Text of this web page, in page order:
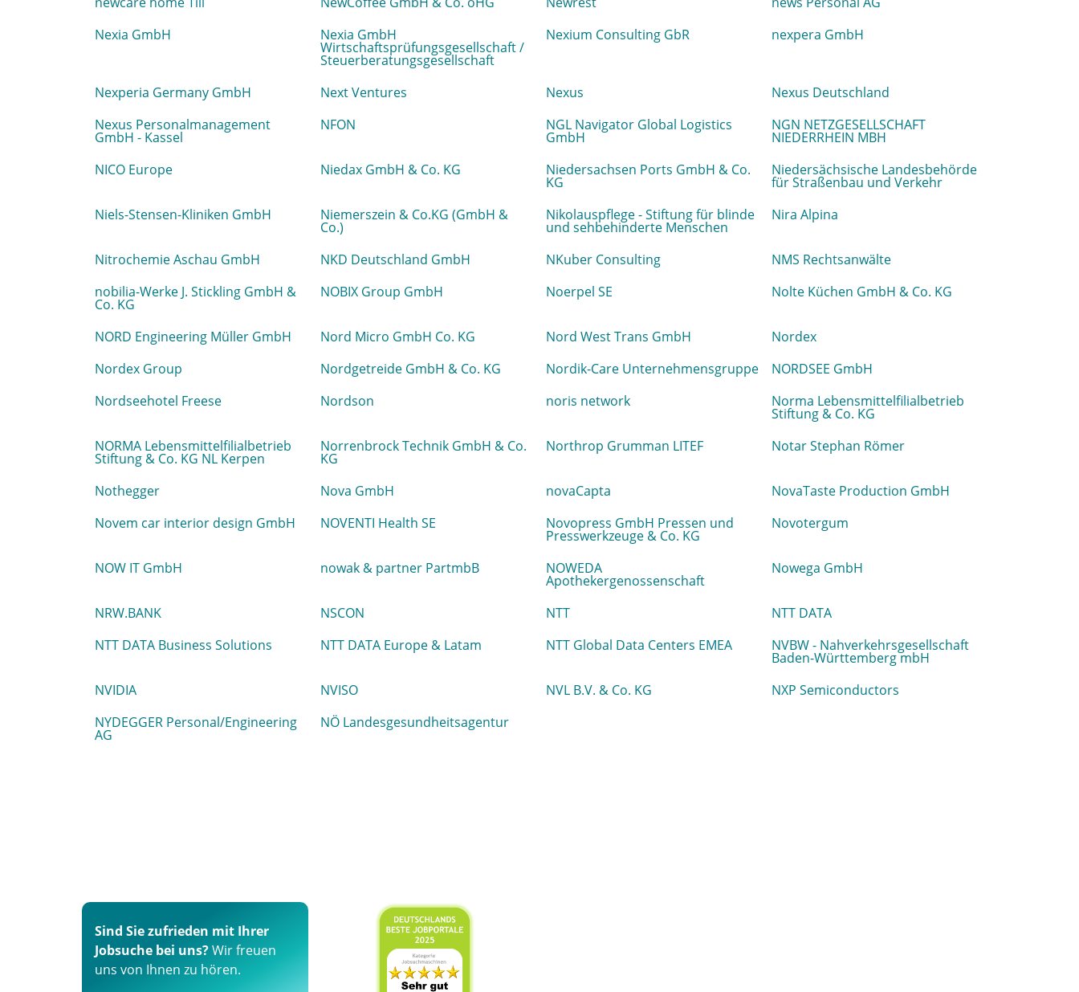
Nexia GmbH
Nexia GmbH
Wirtschaftsprüfungsgesellschaft /
Steuerberatungsgesellschaft
Nexium Consulting GbR nexpera GmbH
Nexperia Germany GmbH Next Ventures Nexus
Nexus Deutschland
Nexus Personalmanagement
GmbH - Kassel
NFON NGL Navigator Global Logistics
GmbH
NGN NETZGESELLSCHAFT
NIEDERRHEIN MBH
NICO Europe
Niedax GmbH & Co. KG Niedersachsen Ports GmbH & Co.
KG
Niedersächsische Landesbehörde
für Straßenbau und Verkehr
Niels-Stensen-Kliniken GmbH
Niemerszein & Co.KG (GmbH &
Co.)
Nikolauspflege - Stiftung für blinde
und sehbehinderte Menschen
Nira Alpina
Nitrochemie Aschau GmbH NKD Deutschland GmbH NKuber Consulting
NMS Rechtsanwälte
nobilia-Werke J. Stickling GmbH &
Co. KG
NOBIX Group GmbH Noerpel SE Nolte Küchen GmbH & Co. KG
NORD Engineering Müller GmbH Nord Micro GmbH Co. KG Nord West Trans GmbH
Nordex
Nordex Group
Nordgetreide GmbH & Co. KG Nordik-Care Unternehmensgruppe
NORDSEE GmbH
Nordseehotel Freese
Nordson noris network Norma Lebensmittelfilialbetrieb
Stiftung & Co. KG
NORMA Lebensmittelfilialbetrieb
Stiftung & Co. KG NL Kerpen
Norrenbrock Technik GmbH & Co.
KG
Northrop Grumman LITEF Notar Stephan Römer
Nothegger Nova GmbH novaCapta
NovaTaste Production GmbH
Novem car interior design GmbH
NOVENTI Health SE Novopress GmbH Pressen und
Presswerkzeuge & Co. KG
Novotergum
NOW IT GmbH nowak & partner PartmbB NOWEDA
Apothekergenossenschaft
Nowega GmbH
NRW.BANK NSCON NTT
NTT DATA
NTT DATA Business Solutions
NTT DATA Europe & Latam NTT Global Data Centers EMEA NVBW - Nahverkehrsgesellschaft
Baden-Württemberg mbH
NVIDIA
NVISO NVL B.V. & Co. KG
NXP Semiconductors
NYDEGGER Personal/Engineering
AG
NÖ Landesgesundheitsagentur
Sind Sie zufrieden mit Ihrer
Jobsuche bei uns?Wir freuen
uns von Ihnen zu hören.